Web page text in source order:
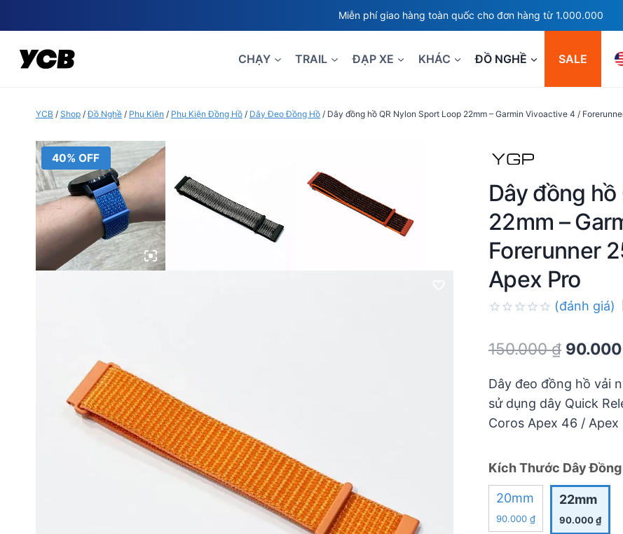
to
content
Miễn phí giao hàng toàn quốc cho đơn hàng từ 1.000.000
CHẠY TRAIL ĐẠP XE KHÁC ĐỒ NGHỀ SALE
YCB / Shop /Đồ Nghề / Phụ Kiện / Phụ Kiện Đồng Hồ / Dây Đeo Đồng Hồ / Dây đồng hồ QR Nylon Sport Loop 22mm – Garmin Vivoactive 4 /
40% OFF
Dây đồng
22mm –
Forerunner
Apex Pro
out
(đánh giá)
150.000₫ Original
was:
90.000
Dây đeo đồng hồ vải
sử dụng dây Quick
Coros Apex 46 / Apex
Kích Thước Dây Đồng
20mm
90.000 ₫
22mm
90.000₫